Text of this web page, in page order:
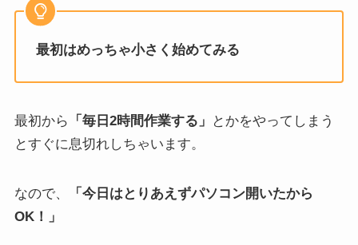
最初はめっちゃ小さく始めてみる
最初から 「毎日2時間作業する」
とかをやってしまう
とすぐに息切れしちゃいます。
なので、
「今日はとりあえずパソコン開いたから
OK！」